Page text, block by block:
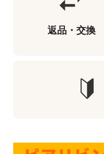
返品・交換